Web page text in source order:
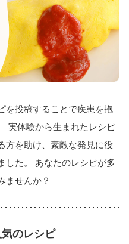
を投稿することで疾患を抱
実体験から生まれたレシピ
方を助け、素敵な発見に役
した。 あなたのレシピが多
ませんか？
のレシピ